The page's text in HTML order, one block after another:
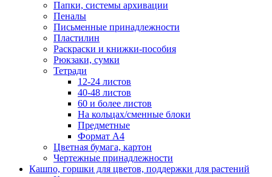
Папки, системы архивации
Пеналы
Письменные принадлежности
Пластилин
Раскраски и книжки-пособия
Рюкзаки, сумки
Тетради
12-24 листов
40-48 листов
60 и более листов
На кольцах/сменные блоки
Предметные
Формат А4
Цветная бумага, картон
Чертежные принадлежности
Кашпо, горшки для цветов, поддержки для растений